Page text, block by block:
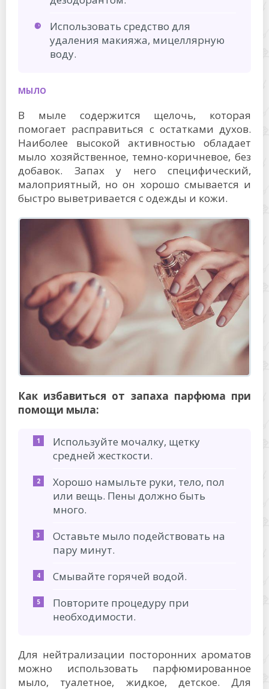
Использовать средство для
удаления макияжа, мицеллярную
воду.
МЫЛО
В мыле содержится щелочь, которая
помогает расправиться с остатками духов.
Наиболее высокой активностью обладает
мыло хозяйственное, темно-коричневое, без
добавок. Запах у него специфический,
малоприятный, но он хорошо смывается и
быстро выветривается с одежды и кожи.
Как избавиться от запаха парфюма при
помощи мыла:
Используйте мочалку, щетку
средней жесткости.
Хорошо намыльте руки, тело, пол
или вещь. Пены должно быть
много.
Оставьте мыло подействовать на
пару минут.
Смывайте горячей водой.
Повторите процедуру при
необходимости.
Для нейтрализации посторонних ароматов
можно использовать парфюмированное
мыло, туалетное, жидкое, детское. Для